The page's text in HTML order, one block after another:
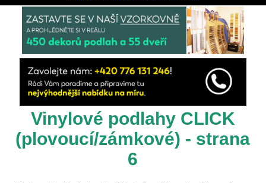
Vinylové podlahy CLICK
(plovoucí/zámkové) - strana
6